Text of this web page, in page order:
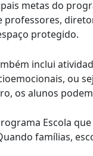
metas do
professores,
protegido.
inclui
ou
os alunos
Escola
famílias,